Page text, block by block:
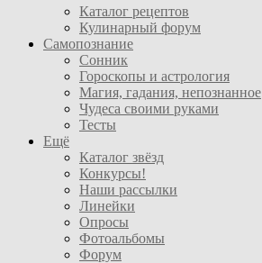
Каталог рецептов
Кулинарный форум
Самопознание
Сонник
Гороскопы и астрология
Магия, гадания, непознанное
Чудеса своими руками
Тесты
Ещё
Каталог звёзд
Конкурсы!
Наши рассылки
Линейки
Опросы
Фотоальбомы
Форум